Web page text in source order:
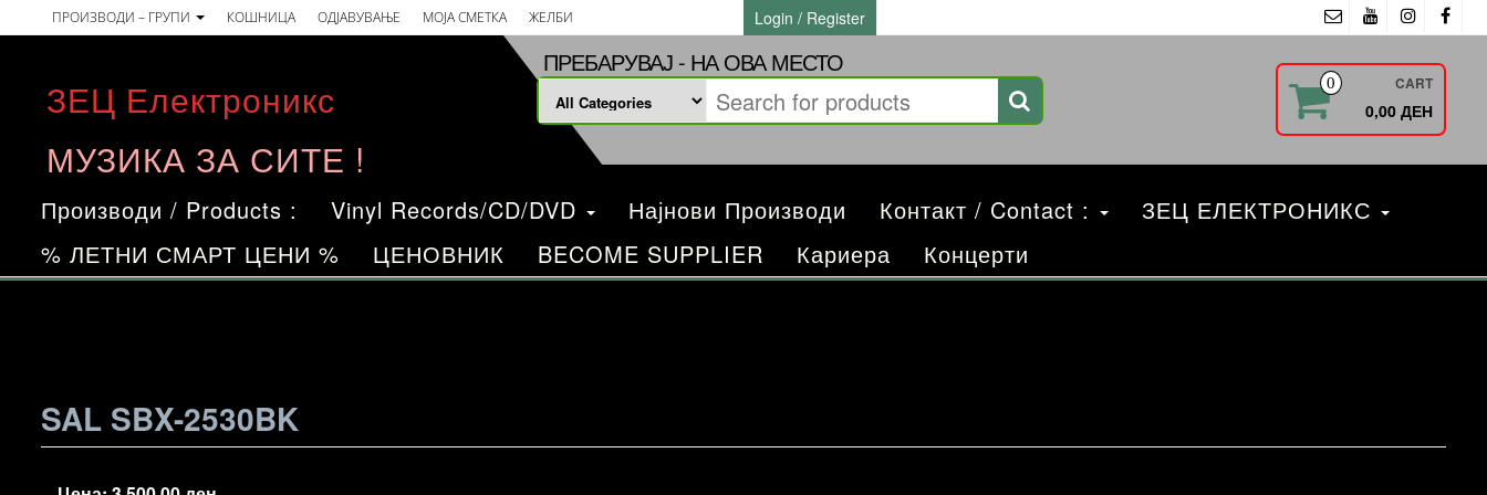
to
content
ПРОИЗВОДИ – ГРУПИ КОШНИЦА ОДЈАВУВАЊЕ МОЈА СМЕТКА ЖЕЛБИ Login / Register
ЗЕЦ Електроникс
МУЗИКА ЗА СИТЕ !
ПРЕБАРУВАЈ - НА ОВА МЕСТО
0 CART
0,00 ДЕН
Производи / Products : Vinyl Records/CD/DVD Најнови Производи Контакт / Contact :
ЗЕЦ ЕЛЕКТРОНИКС
% ЛЕТНИ СМАРТ ЦЕНИ %
ЦЕНОВНИК BECOME SUPPLIER Кариера Концерти
SAL SBX-2530BK